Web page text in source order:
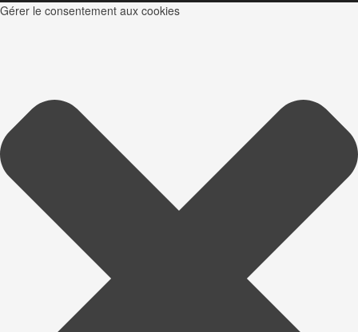
Gérer le consentement aux cookies